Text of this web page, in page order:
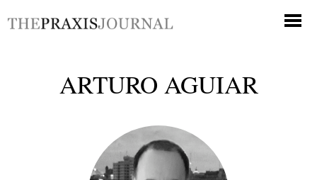
ARTURO AGUIAR